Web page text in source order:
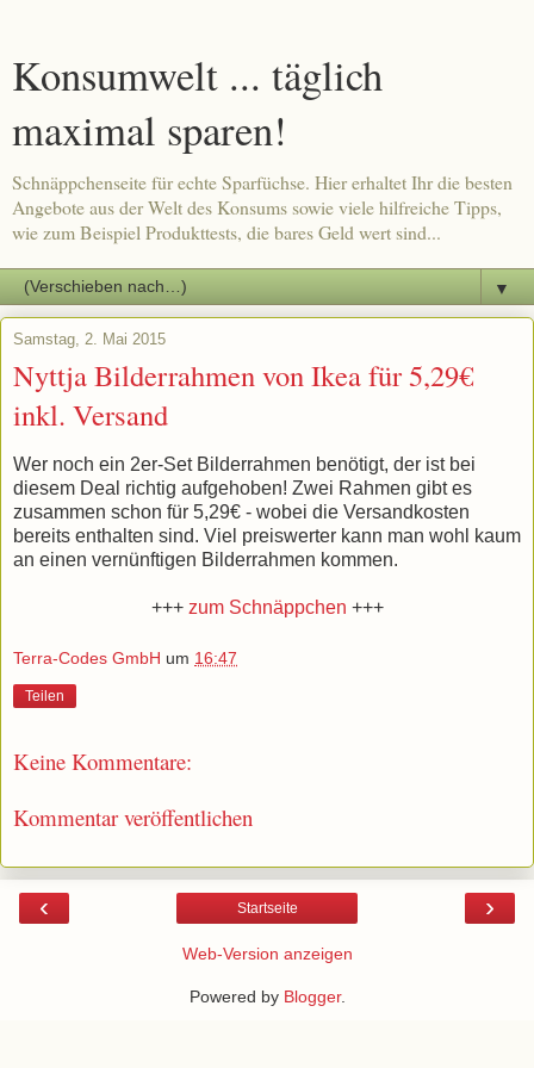
Konsumwelt ... täglich
maximal sparen!
Schnäppchenseite für echte Sparfüchse. Hier erhaltet Ihr die besten
Angebote aus der Welt des Konsums sowie viele hilfreiche Tipps,
wie zum Beispiel Produkttests, die bares Geld wert sind...
▼
Samstag, 2. Mai 2015
Nyttja Bilderrahmen von Ikea für 5,29€
inkl. Versand
Wer noch ein 2er-Set Bilderrahmen benötigt, der ist bei
diesem Deal richtig aufgehoben! Zwei Rahmen gibt es
zusammen schon für 5,29€ - wobei die Versandkosten
bereits enthalten sind. Viel preiswerter kann man wohl kaum
an einen vernünftigen Bilderrahmen kommen.
+++ zum Schnäppchen +++
Terra-Codes GmbH um 16:47
Teilen
Keine Kommentare:
Kommentar veröffentlichen
‹ ›
Startseite
Web-Version anzeigen
Powered by Blogger.